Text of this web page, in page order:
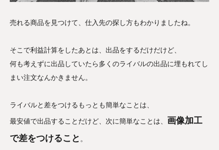
売れる商品を見つけて、仕入先の探し方もわかりましたね。
そこで利益計算をしたあとは、出品をするだけだけど、
何も考えずに出品していたら多くのライバルの出品に埋もれてし
まい注文なんかきません。
ライバルと差をつけるもっとも簡単なことは、
最安値で出品することだけど、次に簡単なことは、 画像加工
で差をつけること 。